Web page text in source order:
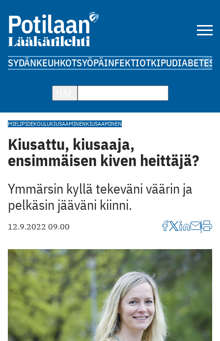
SYDÄNKEUHKOTSYÖPÄINFEKTIOTKIPUDIABETES
MIELIPIDEKOULUKIUSAAMINENKIUSAAMINEN
Kiusattu, kiusaaja,
ensimmäisen kiven heittäjä?
Ymmärsin kyllä tekeväni väärin ja
pelkäsin jääväni kiinni.
12.9.2022 09.00